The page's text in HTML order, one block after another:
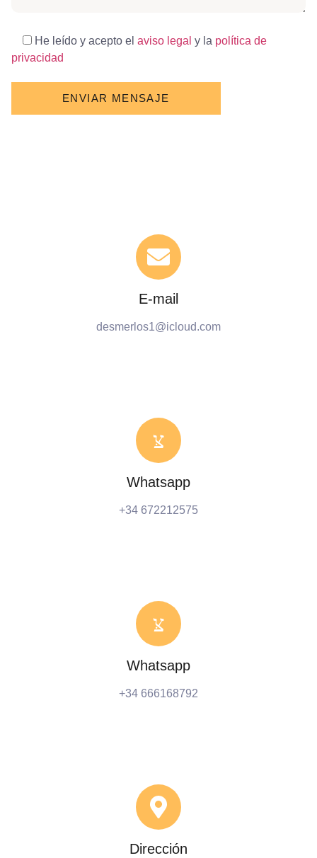
He leído y acepto el aviso legal y la política de
privacidad
E-mail
desmerlos1@icloud.com
Whatsapp
+34 672212575
Whatsapp
+34 666168792
Dirección